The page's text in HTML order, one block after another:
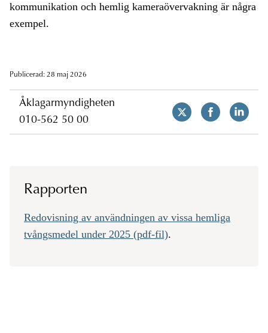
kommunikation och hemlig kameraövervakning är några
exempel.
Publicerad: 28 maj 2026
Åklagarmyndigheten
010-562 50 00
Rapporten
Redovisning av användningen av vissa hemliga
tvångsmedel under 2025 (pdf-fil).